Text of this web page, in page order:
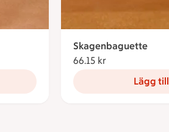
Skagenbaguette
66.15 kr
Lägg till